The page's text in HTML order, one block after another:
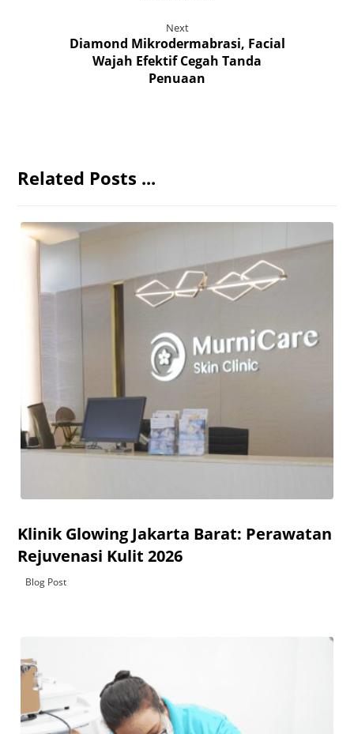
Next
Diamond Mikrodermabrasi, Facial
Wajah Efektif Cegah Tanda
Penuaan
Related Posts ...
Klinik Glowing Jakarta Barat: Perawatan
Rejuvenasi Kulit 2026
Blog Post